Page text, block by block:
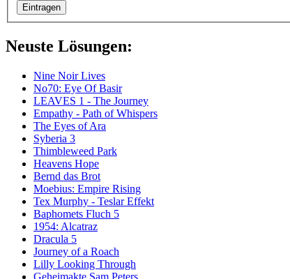
Neuste Lösungen:
Nine Noir Lives
No70: Eye Of Basir
LEAVES 1 - The Journey
Empathy - Path of Whispers
The Eyes of Ara
Syberia 3
Thimbleweed Park
Heavens Hope
Bernd das Brot
Moebius: Empire Rising
Tex Murphy - Teslar Effekt
Baphomets Fluch 5
1954: Alcatraz
Dracula 5
Journey of a Roach
Lilly Looking Through
Geheimakte Sam Peters